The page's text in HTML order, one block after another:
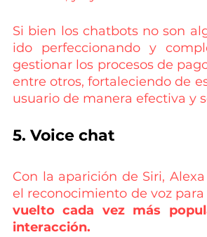
Si bien los chatbots no son
ido perfeccionando y
gestionar los procesos de
entre otros, fortaleciendo de
usuario de manera efectiva y
5. Voice chat
Con la aparición de Siri,
el reconocimiento de voz
vuelto cada vez más
interacción.